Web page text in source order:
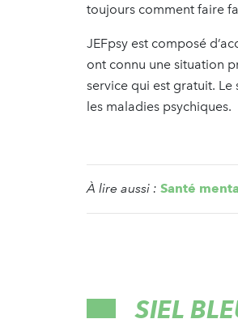
toujours comment faire
JEFpsy est composé
ont connu une situation
service qui est gratuit. Le
les maladies psychiques.
À lire aussi : Santé
SIEL